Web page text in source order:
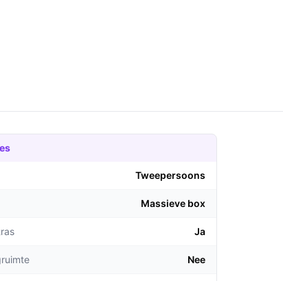
Tweepersoons
Massieve box
Ja
Nee